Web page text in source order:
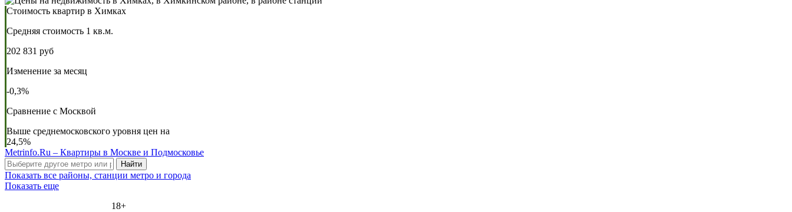
Стоимость квартир в Химках
Средняя стоимость 1 кв.м.
202 831 руб
Изменение за месяц
-0,3%
Сравнение с Москвой
Выше среднемосковского уровня цен на
24,5%
Metrinfo.Ru – Квартиры в Москве и Подмосковье
Найти
Показать все районы, станции метро и города
Показать еще
18+